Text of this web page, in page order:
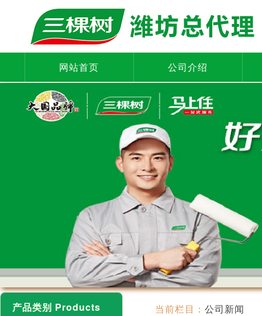
网站首页 公司介绍
产品类别 Products 当前栏目： 公司新闻